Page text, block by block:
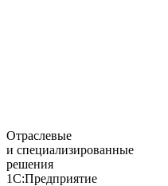
Отраслевые
и специализированные
решения
1С:Предприятие